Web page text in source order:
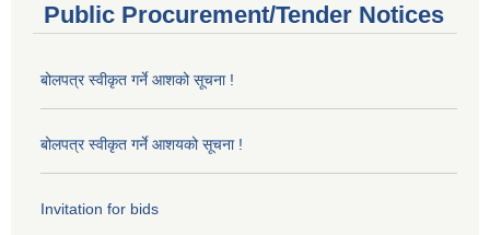
Public Procurement/Tender Notices
बोलपत्र स्वीकृत गर्ने आशको सूचना !
बोलपत्र स्वीकृत गर्ने आशयको सूचना !
Invitation for bids